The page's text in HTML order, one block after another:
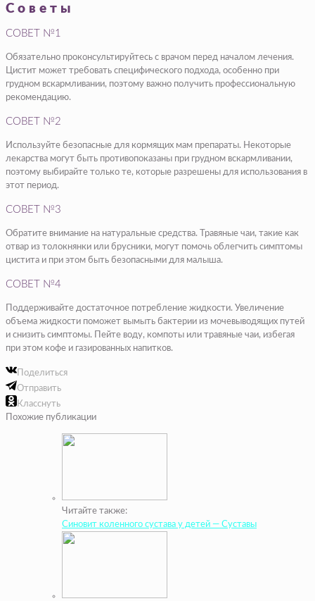
Советы
СОВЕТ №1
Обязательно проконсультируйтесь с врачом перед началом лечения.
Цистит может требовать специфического подхода, особенно при
грудном вскармливании, поэтому важно получить профессиональную
рекомендацию.
СОВЕТ №2
Используйте безопасные для кормящих мам препараты. Некоторые
лекарства могут быть противопоказаны при грудном вскармливании,
поэтому выбирайте только те, которые разрешены для использования в
этот период.
СОВЕТ №3
Обратите внимание на натуральные средства. Травяные чаи, такие как
отвар из толокнянки или брусники, могут помочь облегчить симптомы
цистита и при этом быть безопасными для малыша.
СОВЕТ №4
Поддерживайте достаточное потребление жидкости. Увеличение
объема жидкости поможет вымыть бактерии из мочевыводящих путей
и снизить симптомы. Пейте воду, компоты или травяные чаи, избегая
при этом кофе и газированных напитков.
Поделиться
Отправить
Класснуть
Похожие публикации
Читайте также:
Синовит коленного сустава у детей — Суставы